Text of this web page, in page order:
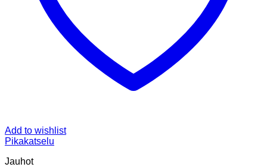
Add to wishlist
Pikakatselu
Jauhot